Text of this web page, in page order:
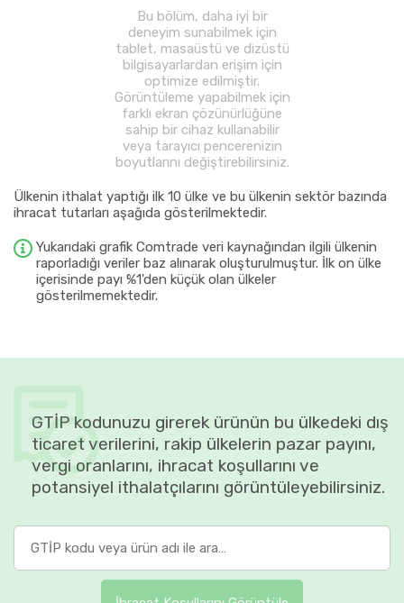
Bu bölüm, daha iyi bir
deneyim sunabilmek için
tablet, masaüstü ve dizüstü
bilgisayarlardan erişim için
optimize edilmiştir.
Görüntüleme yapabilmek için
farklı ekran çözünürlüğüne
sahip bir cihaz kullanabilir
veya tarayıcı pencerenizin
boyutlarını değiştirebilirsiniz.
Ülkenin ithalat yaptığı ilk 10 ülke ve bu ülkenin sektör bazında
ihracat tutarları aşağıda gösterilmektedir.
Yukarıdaki grafik Comtrade veri kaynağından ilgili ülkenin
raporladığı veriler baz alınarak oluşturulmuştur. İlk on ülke
içerisinde payı %1'den küçük olan ülkeler
gösterilmemektedir.
GTİP kodunuzu girerek ürünün bu ülkedeki dış
ticaret verilerini, rakip ülkelerin pazar payını,
vergi oranlarını, ihracat koşullarını ve
potansiyel ithalatçılarını görüntüleyebilirsiniz.